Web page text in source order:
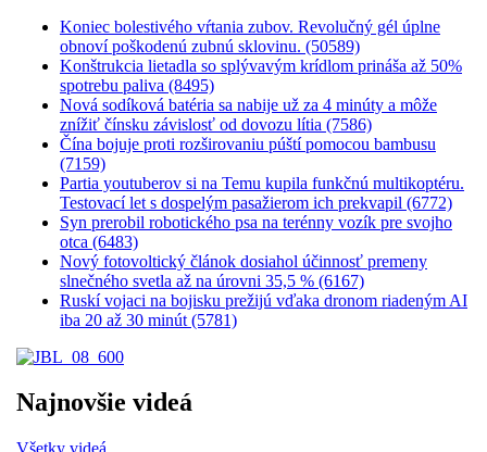
Koniec bolestivého vŕtania zubov. Revolučný gél úplne
obnoví poškodenú zubnú sklovinu. (50589)
Konštrukcia lietadla so splývavým krídlom prináša až 50%
spotrebu paliva (8495)
Nová sodíková batéria sa nabije už za 4 minúty a môže
znížiť čínsku závislosť od dovozu lítia (7586)
Čína bojuje proti rozširovaniu púští pomocou bambusu
(7159)
Partia youtuberov si na Temu kupila funkčnú multikoptéru.
Testovací let s dospelým pasažierom ich prekvapil (6772)
Syn prerobil robotického psa na terénny vozík pre svojho
otca (6483)
Nový fotovoltický článok dosiahol účinnosť premeny
slnečného svetla až na úrovni 35,5 % (6167)
Ruskí vojaci na bojisku prežijú vďaka dronom riadeným AI
iba 20 až 30 minút (5781)
Najnovšie videá